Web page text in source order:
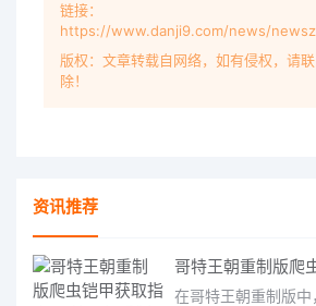
链接：
https://www.danji9.com/news/
版权：文章转载自网络，如有侵权，请
除！
资讯推荐
在哥特王朝重制版中